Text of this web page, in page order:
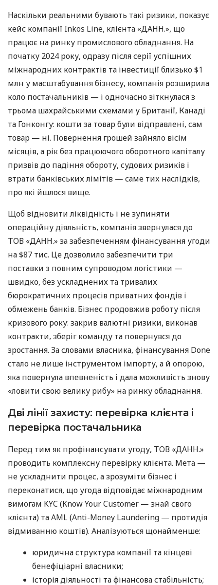
Наскільки реальними бувають такі ризики, показує
кейс компанії Inkos Line, клієнта «ДАНН.», що
працює на ринку промислового обладнання. На
початку 2024 року, одразу після серії успішних
міжнародних контрактів та інвестиції близько $1
млн у масштабування бізнесу, компанія розширила
коло постачальників — і одночасно зіткнулася з
трьома шахрайськими схемами у Британії, Канаді
та Гонконгу: кошти за товар були відправлені, сам
товар — ні. Повернення грошей зайняло вісім
місяців, а рік без працюючого оборотного капіталу
призвів до падіння обороту, судових ризиків і
втрати банківських лімітів — саме тих наслідків,
про які йшлося вище.
Щоб відновити ліквідність і не зупиняти
операційну діяльність, компанія звернулася до
ТОВ «ДАНН.» за забезпеченням фінансування угоди
на $87 тис. Це дозволило забезпечити три
поставки з повним супроводом логістики —
швидко, без ускладнених та тривалих
бюрократичних процесів приватних фондів і
обмежень банків. Бізнес продовжив роботу після
кризового року: закрив валютні ризики, виконав
контракти, зберіг команду та повернувся до
зростання. За словами власника, фінансування Done
стало не лише інструментом імпорту, а й опорою,
яка повернула впевненість і дала можливість знову
«ловити свою велику рибу» на ринку обладнання.
Дві лінії захисту: перевірка клієнта і
перевірка постачальника
Перед тим як профінансувати угоду, ТОВ «ДАНН.»
проводить комплексну перевірку клієнта. Мета —
не ускладнити процес, а зрозуміти бізнес і
переконатися, що угода відповідає міжнародним
вимогам KYC (Know Your Customer — знай свого
клієнта) та AML (Anti-Money Laundering — протидія
відмиванню коштів). Аналізуються щонайменше:
юридична структура компанії та кінцеві
бенефіціарні власники;
історія діяльності та фінансова стабільність;